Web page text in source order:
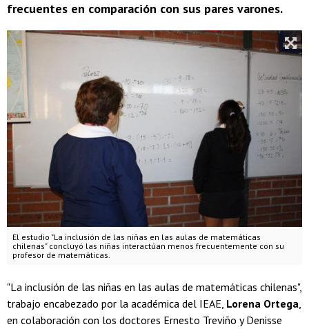
frecuentes en comparación con sus pares varones.
El estudio "La inclusión de las niñas en las aulas de matemáticas
chilenas" concluyó las niñas interactúan menos frecuentemente con su
profesor de matemáticas.
"La inclusión de las niñas en las aulas de matemáticas chilenas",
trabajo encabezado por la académica del IEAE, Lorena Ortega,
en colaboración con los doctores Ernesto Treviño y Denisse